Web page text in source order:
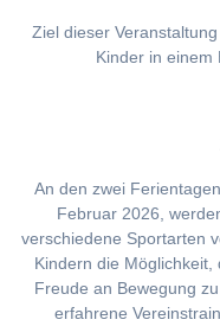
Ziel dieser
Kinder in einem
An den zwei
Februar 2026,
verschiedene Sportarten
Kindern die
Freude an Bewegung
erfahrene